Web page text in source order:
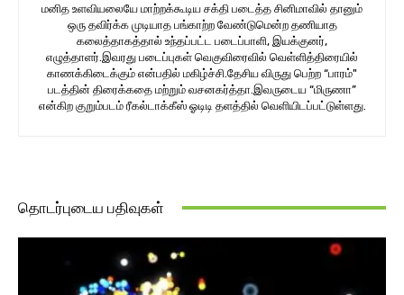
மனித உளவியலையே மாற்றக்கூடிய சக்தி படைத்த சினிமாவில் தானும்
ஒரு தவிர்க்க முடியாத பங்காற்ற வேண்டுமென்ற தணியாத
கலைத்தாகத்தால் உந்தப்பட்ட படைப்பாளி, இயக்குனர்,
எழுத்தாளர்.இவரது படைப்புகள் வெகுவிரைவில் வெள்ளித்திரையில்
காணக்கிடைக்கும் என்பதில் மகிழ்ச்சி.தேசிய விருது பெற்ற “பாரம்"
படத்தின் திரைக்கதை மற்றும் வசனகர்த்தா.இவருடைய “மிருணா”
என்கிற குறும்படம் ரீகல்டாக்கீஸ் ஓடிடி தளத்தில் வெளியிடப்பட்டுள்ளது.
தொடர்புடைய பதிவுகள்